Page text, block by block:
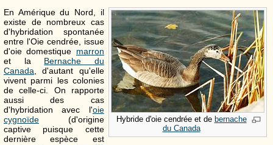
Hybride d'oie cendrée et de bernache
du Canada
En Amérique du Nord, il
existe de nombreux cas
d'hybridation spontanée
entre l'Oie cendrée, issue
d'oie domestique marron
et la Bernache du
Canada, d'autant qu'elle
vivent parmi les colonies
de celle-ci. On rapporte
aussi des cas
d'hybridation avec l'oie
cygnoïde (d'origine
captive puisque cette
dernière espèce est